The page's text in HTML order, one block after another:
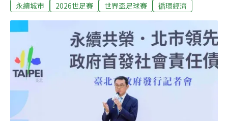
時，則應優先重複使用，或採購含再生材料、可在賽後回
屆賽事中明確提出「循環經濟原則」。相較過去大型賽事
多將焦點放在垃圾桶、回收率與觀眾行為，這一轉變進一
步要求主辦單位思考：物品為何被採購？能否租賃或重複
使用？由誰負責回收與清洗？賽後流向何處？既有場館、
設備和材料的壽命能否延長？
永續城市 2026世足賽 世界盃足球賽 循環經濟